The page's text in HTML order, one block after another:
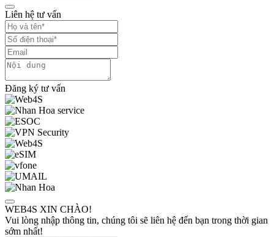
Liên hệ tư vấn
Đăng ký tư vấn
WEB4S XIN CHÀO!
Vui lòng nhập thông tin, chúng tôi sẽ liên hệ đến bạn trong thời gian
sớm nhất!